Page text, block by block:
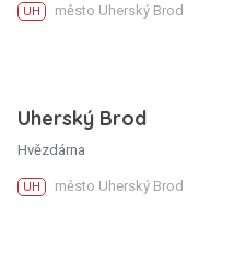
UH město Uherský Brod
Uherský Brod
Hvězdárna
UH město Uherský Brod